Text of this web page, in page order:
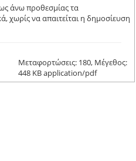
άνω προθεσμίας τα
χωρίς να απαιτείται η δημοσίευση
Μεταφορτώσεις: 180, Μέγεθος:
448 KB application/pdf